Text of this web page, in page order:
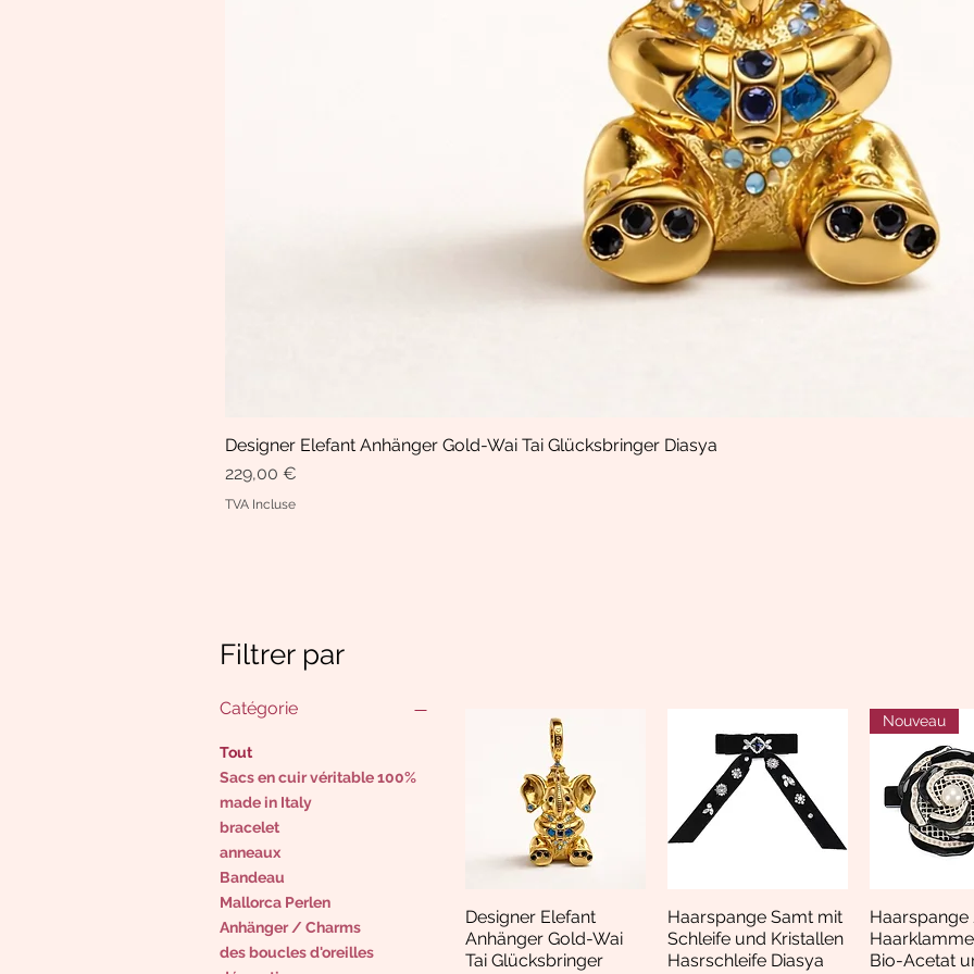
Aperçu rapide
Designer Elefant Anhänger Gold-Wai Tai Glücksbringer Diasya
Prix
229,00 €
TVA Incluse
Filtrer par
Catégorie
Tout
Sacs en cuir véritable 100%
made in Italy
bracelet
anneaux
Bandeau
Mallorca Perlen
Anhänger / Charms
des boucles d'oreilles
Aperçu rapide
Designer Elefant
Anhänger Gold-Wai
Tai Glücksbringer
Aperçu rapide
Haarspange Samt mit
Schleife und Kristallen
Hasrschleife Diasya
Aperçu
Nouveau
Bio-Acetat